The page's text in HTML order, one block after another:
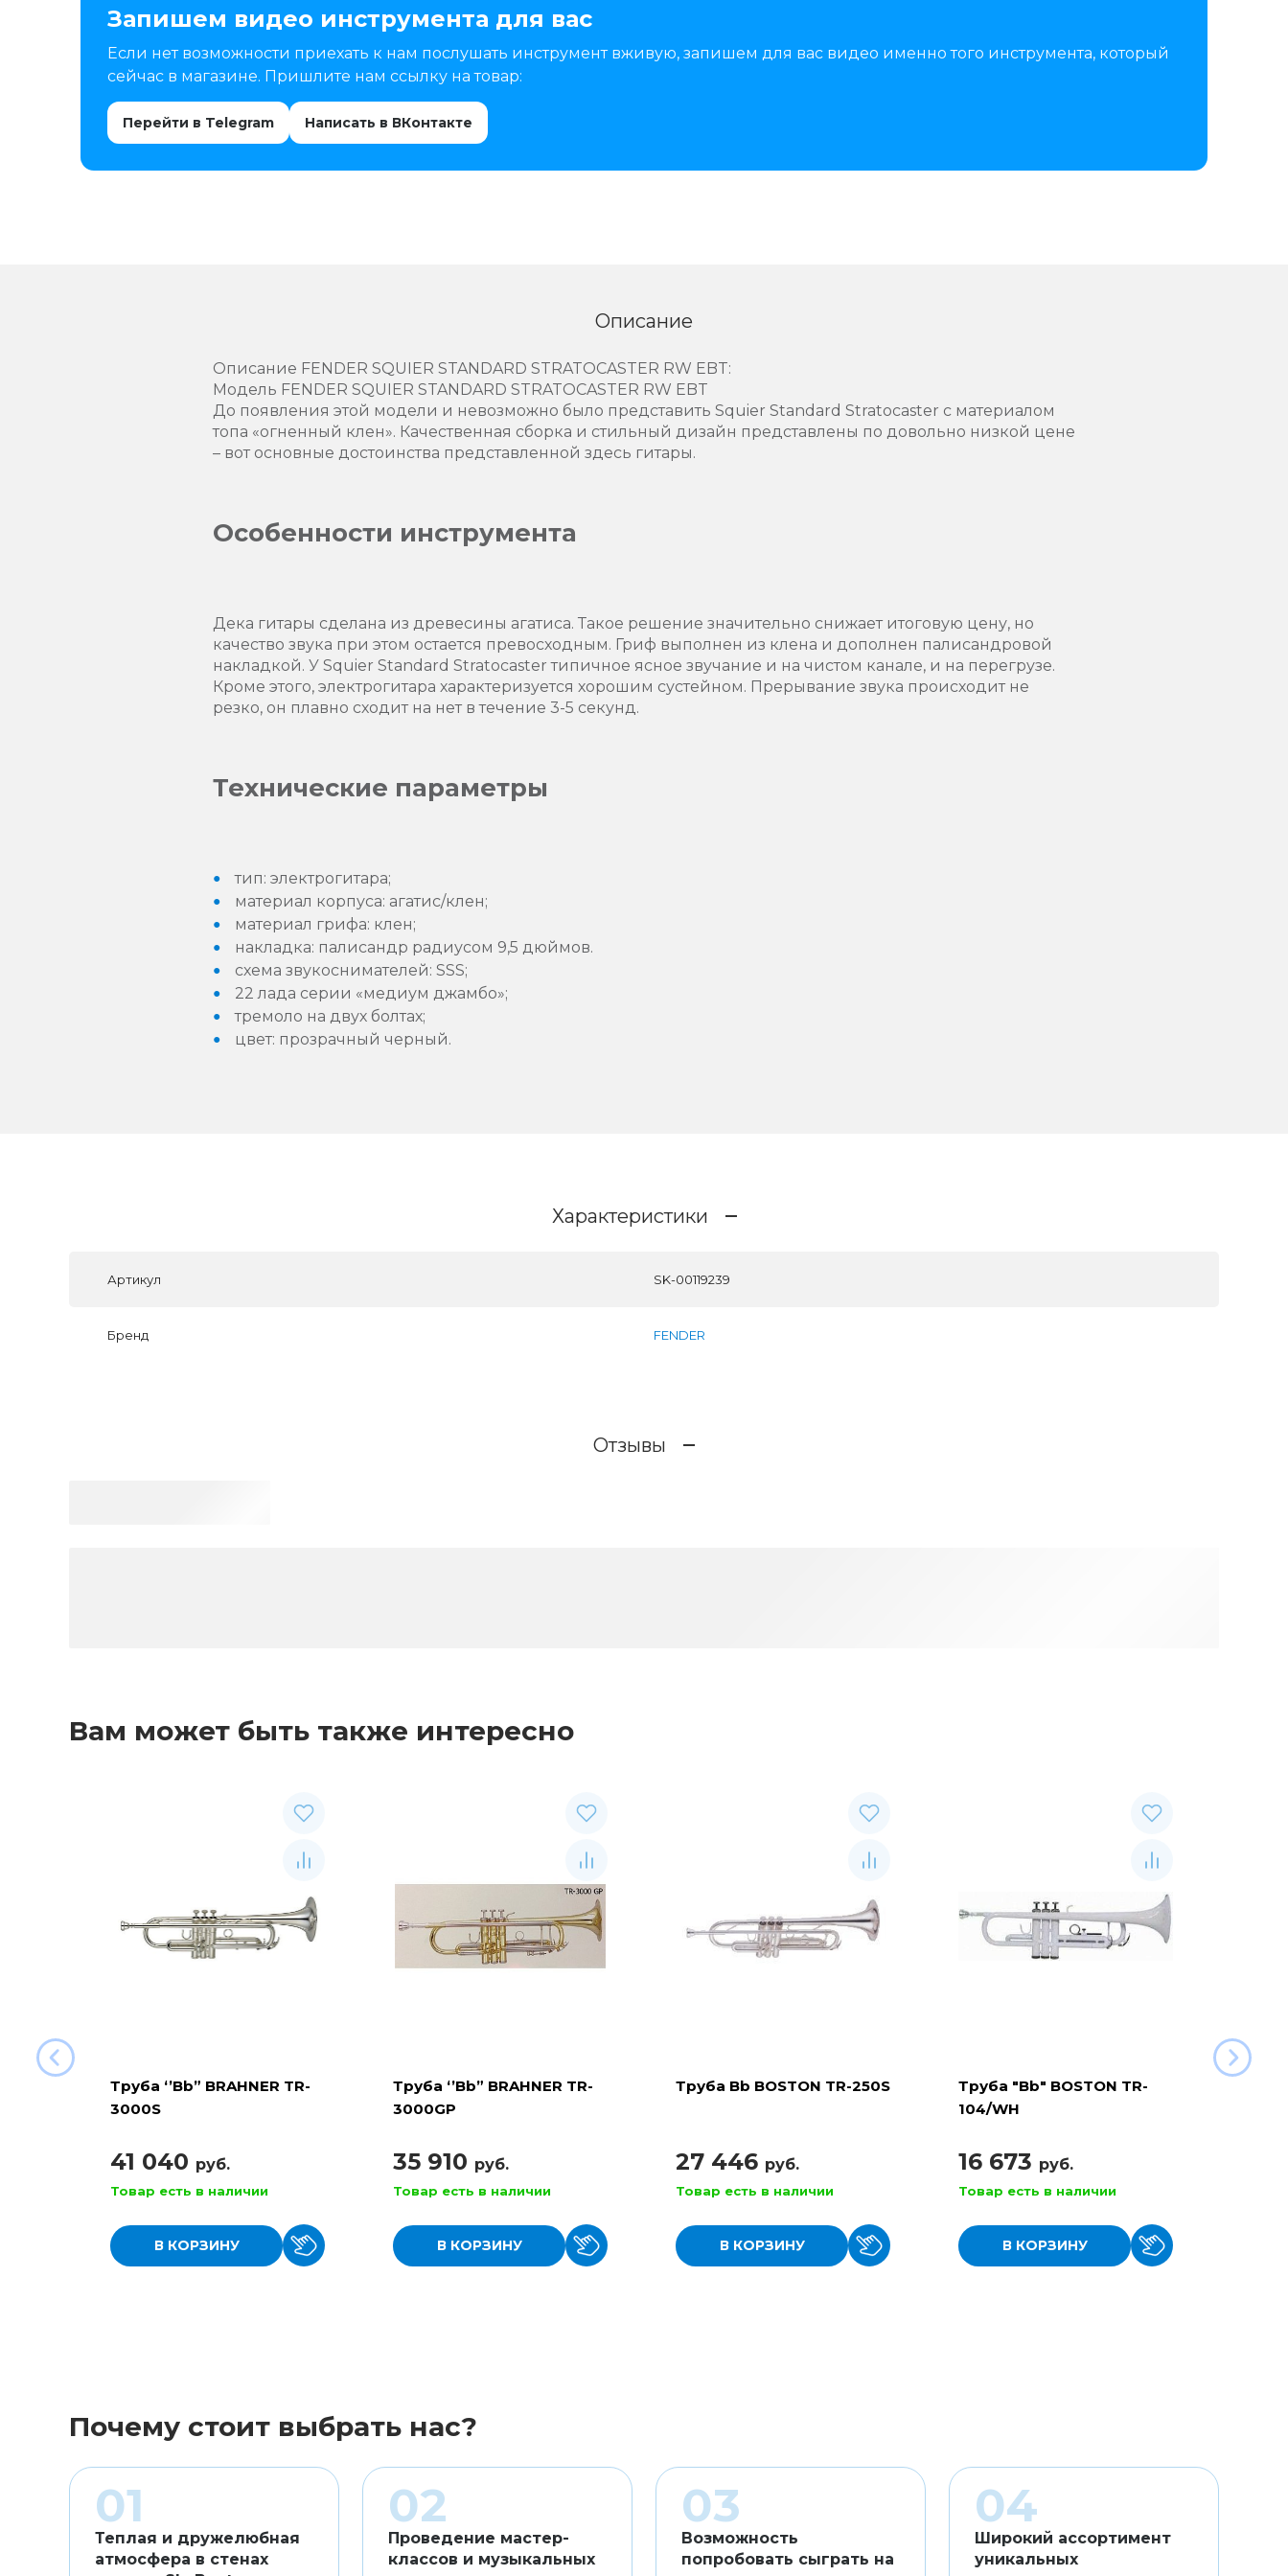
Запишем видео инструмента для вас
Если нет возможности приехать к нам послушать инструмент вживую, запишем для вас видео именно того инструмента, который
сейчас в магазине. Пришлите нам ссылку на товар:
Перейти в Telegram Написать в ВКонтакте
Описание
Описание FENDER SQUIER STANDARD STRATOCASTER RW EBT:
Модель FENDER SQUIER STANDARD STRATOCASTER RW EBT
До появления этой модели и невозможно было представить Squier Standard Stratocaster с материалом
топа «огненный клен». Качественная сборка и стильный дизайн представлены по довольно низкой цене
– вот основные достоинства представленной здесь гитары.
Особенности инструмента
Дека гитары сделана из древесины агатиса. Такое решение значительно снижает итоговую цену, но
качество звука при этом остается превосходным. Гриф выполнен из клена и дополнен палисандровой
накладкой. У Squier Standard Stratocaster типичное ясное звучание и на чистом канале, и на перегрузе.
Кроме этого, электрогитара характеризуется хорошим сустейном. Прерывание звука происходит не
резко, он плавно сходит на нет в течение 3-5 секунд.
Технические параметры
тип: электрогитара;
материал корпуса: агатис/клен;
материал грифа: клен;
накладка: палисандр радиусом 9,5 дюймов.
схема звукоснимателей: SSS;
22 лада серии «медиум джамбо»;
тремоло на двух болтах;
цвет: прозрачный черный.
Характеристики
Артикул SK-00119239
Бренд FENDER
Отзывы
Вам может быть также интересно
Труба ‘’Bb” BRAHNER TR-
3000S
41 040 руб.
Товар есть в наличии
В КОРЗИНУ
Труба ‘’Bb” BRAHNER TR-
3000GP
35 910 руб.
Товар есть в наличии
В КОРЗИНУ
Труба Bb BOSTON TR-250S
27 446 руб.
Товар есть в наличии
В КОРЗИНУ
Труба "Bb" BOSTON TR-
104/WH
16 673 руб.
Товар есть в наличии
В КОРЗИНУ
Почему стоит выбрать нас?
Теплая и дружелюбная
атмосфера в стенах
Проведение мастер-
классов и музыкальных
Возможность
попробовать сыграть на
Широкий ассортимент
уникальных